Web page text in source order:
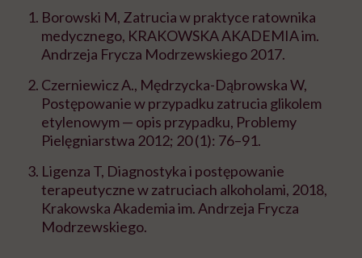
Borowski M, Zatrucia w praktyce ratownika
medycznego, KRAKOWSKA AKADEMIA im.
Andrzeja Frycza Modrzewskiego 2017.
Czerniewicz A., Mędrzycka-Dąbrowska W,
Postępowanie w przypadku zatrucia glikolem
etylenowym — opis przypadku, Problemy
Pielęgniarstwa 2012; 20 (1): 76–91.
Ligenza T, Diagnostyka i postępowanie
terapeutyczne w zatruciach alkoholami, 2018,
Krakowska Akademia im. Andrzeja Frycza
Modrzewskiego.